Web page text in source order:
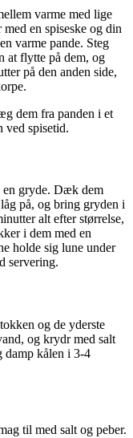
varme med lige
en spiseske og din
varme pande. Steg
at flytte på dem, og
på den anden side,
dem fra panden i et
ved spisetid.
gryde. Dæk dem
på, og bring gryden i
alt efter størrelse,
i dem med en
holde sig lune under
servering.
og de yderste
og krydr med salt
damp kålen i 3-4
til med salt og peber.